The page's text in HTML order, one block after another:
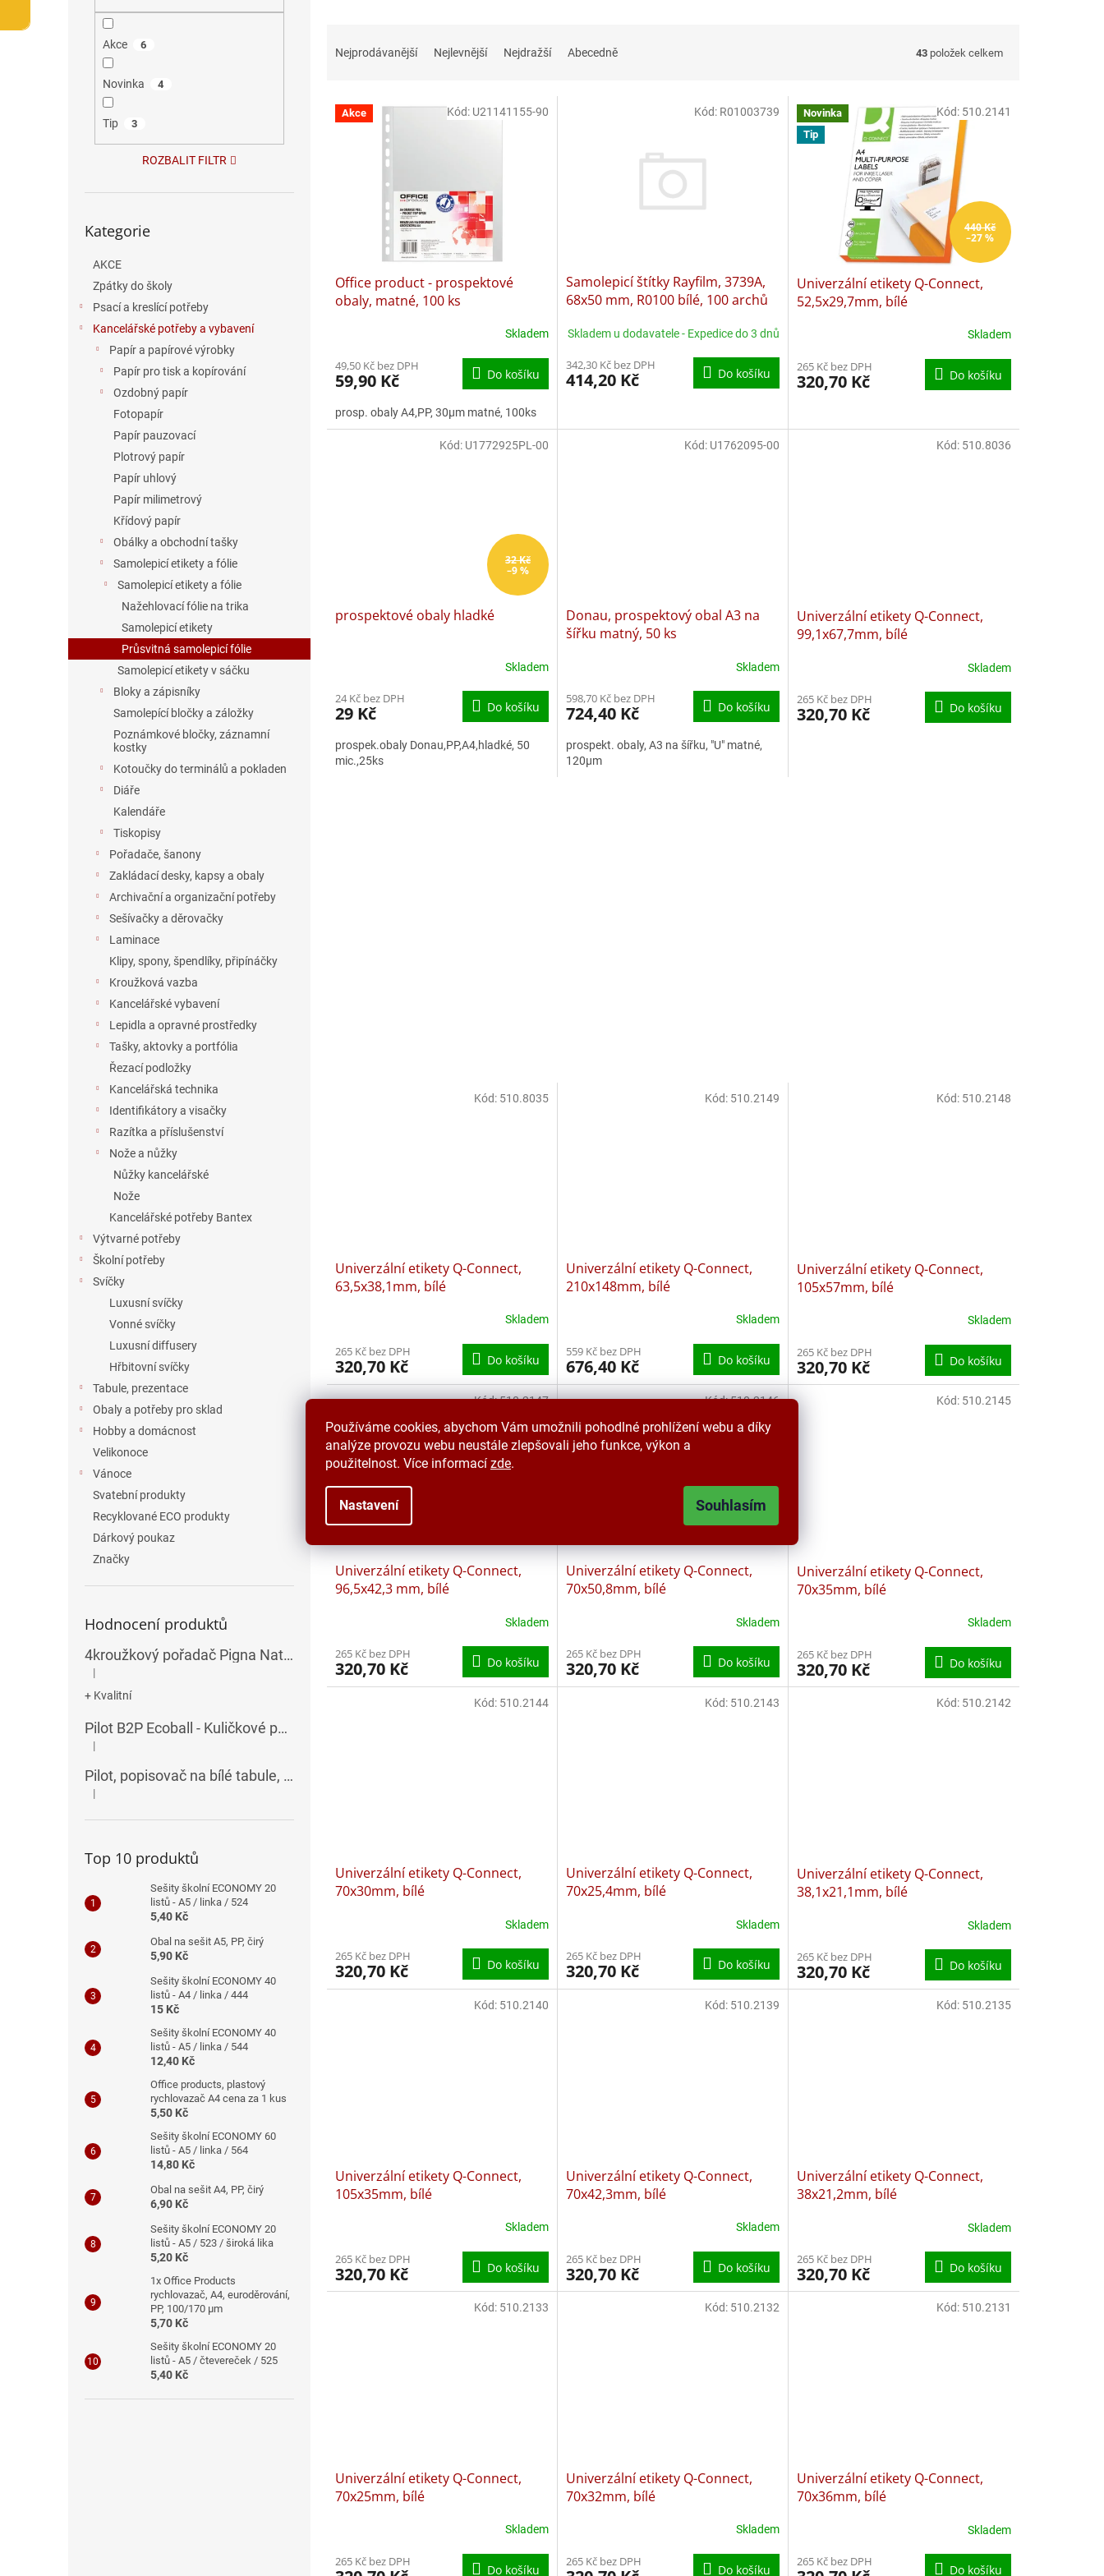
Používáme cookies, abychom Vám umožnili pohodlné prohlížení webu a díky
analýze provozu webu neustále zlepšovali jeho funkce, výkon a
použitelnost. Více informací zde.
Nastavení Souhlasím
Akce 6
Novinka 4
Tip 3
ROZBALIT FILTR
kategorie
Kategorie
AKCE
Zpátky do školy
Psací a kreslící potřeby
Kancelářské potřeby a vybavení
Papír a papírové výrobky
Papír pro tisk a kopírování
Ozdobný papír
Fotopapír
Papír pauzovací
Plotrový papír
Papír uhlový
Papír milimetrový
Křídový papír
Obálky a obchodní tašky
Samolepicí etikety a fólie
Samolepicí etikety a fólie
Nažehlovací fólie na trika
Samolepicí etikety
Průsvitná samolepicí fólie
Samolepicí etikety v sáčku
Bloky a zápisníky
Samolepící bločky a záložky
Poznámkové bločky, záznamní
kostky
Kotoučky do terminálů a pokladen
Diáře
Kalendáře
Tiskopisy
Pořadače, šanony
Zakládací desky, kapsy a obaly
Archivační a organizační potřeby
Sešívačky a děrovačky
Laminace
Klipy, spony, špendlíky, připínáčky
Kroužková vazba
Kancelářské vybavení
Lepidla a opravné prostředky
Tašky, aktovky a portfólia
Řezací podložky
Kancelářská technika
Identifikátory a visačky
Razítka a příslušenství
Nože a nůžky
Nůžky kancelářské
Nože
Kancelářské potřeby Bantex
Výtvarné potřeby
Školní potřeby
Svíčky
Luxusní svíčky
Vonné svíčky
Luxusní diffusery
Hřbitovní svíčky
Tabule, prezentace
Obaly a potřeby pro sklad
Hobby a domácnost
Velikonoce
Vánoce
Svatební produkty
Recyklované ECO produkty
Dárkový poukaz
Značky
Hodnocení produktů
4kroužkový pořadač Pigna Nature Flowers - A4, 35 mm, mix motivů
Hodnocení produktu je 5 z 5 hvězdiček.
|
+ Kvalitní
Pilot B2P Ecoball - Kuličkové pero
Hodnocení produktu je 5 z 5 hvězdiček.
|
Pilot, popisovač na bílé tabule, seříznutý hrot, V-Board Master Chisel
Hodnocení produktu je 5 z 5 hvězdiček.
|
Top 10 produktů
Sešity školní ECONOMY 20
listů - A5 / linka / 524
5,40 Kč
Obal na sešit A5, PP, čirý
5,90 Kč
Sešity školní ECONOMY 40
listů - A4 / linka / 444
15 Kč
Sešity školní ECONOMY 40
listů - A5 / linka / 544
12,40 Kč
Office products, plastový
rychlovazač A4 cena za 1 kus
5,50 Kč
Sešity školní ECONOMY 60
listů - A5 / linka / 564
14,80 Kč
Obal na sešit A4, PP, čirý
6,90 Kč
Sešity školní ECONOMY 20
listů - A5 / 523 / široká lika
5,20 Kč
1x Office Products
rychlovazač, A4, euroděrování,
PP, 100/170 μm
5,70 Kč
Sešity školní ECONOMY 20
listů - A5 / čtevereček / 525
5,40 Kč
n
Nejprodávanější Nejlevnější Nejdražší Abecedně 43 položek celkem
V Akce
Office product - prospektové
obaly, matné, 100 ks
Skladem
49,50 Kč bez DPH
59,90 Kč Do košíku
prosp. obaly A4,PP, 30µm matné, 100ks
Kód: U21141155-90
Samolepicí štítky Rayfilm, 3739A,
68x50 mm, R0100 bílé, 100 archů
Skladem u dodavatele - Expedice do 3 dnů
342,30 Kč bez DPH
414,20 Kč Do košíku
Kód: R01003739
Novinka
Tip
440 Kč
–27 %
Univerzální etikety Q-Connect,
52,5x29,7mm, bílé
Skladem
265 Kč bez DPH
320,70 Kč Do košíku
Kód: 510.2141
32 Kč
–9 %
prospektové obaly hladké
Skladem
24 Kč bez DPH
29 Kč Do košíku
prospek.obaly Donau,PP,A4,hladké, 50
mic.,25ks
Kód: U1772925PL-00
Donau, prospektový obal A3 na
šířku matný, 50 ks
Skladem
598,70 Kč bez DPH
724,40 Kč Do košíku
prospekt. obaly, A3 na šířku, "U" matné,
120µm
Kód: U1762095-00
Univerzální etikety Q-Connect,
99,1x67,7mm, bílé
Skladem
265 Kč bez DPH
320,70 Kč Do košíku
Kód: 510.8036
Univerzální etikety Q-Connect,
63,5x38,1mm, bílé
Skladem
265 Kč bez DPH
320,70 Kč Do košíku
Kód: 510.8035
Univerzální etikety Q-Connect,
210x148mm, bílé
Skladem
559 Kč bez DPH
676,40 Kč Do košíku
Kód: 510.2149
Univerzální etikety Q-Connect,
105x57mm, bílé
Skladem
265 Kč bez DPH
320,70 Kč Do košíku
Kód: 510.2148
Univerzální etikety Q-Connect,
96,5x42,3 mm, bílé
Skladem
265 Kč bez DPH
320,70 Kč Do košíku
Kód:510.2147
Univerzální etikety Q-Connect,
70x50,8mm, bílé
Skladem
265 Kč bez DPH
320,70 Kč Do košíku
Kód:510.2146
Univerzální etikety Q-Connect,
70x35mm, bílé
Skladem
265 Kč bez DPH
320,70 Kč Do košíku
Kód: 510.2145
Univerzální etikety Q-Connect,
70x30mm, bílé
Skladem
265 Kč bez DPH
320,70 Kč Do košíku
Kód: 510.2144
Univerzální etikety Q-Connect,
70x25,4mm, bílé
Skladem
265 Kč bez DPH
320,70 Kč Do košíku
Kód: 510.2143
Univerzální etikety Q-Connect,
38,1x21,1mm, bílé
Skladem
265 Kč bez DPH
320,70 Kč Do košíku
Kód: 510.2142
Univerzální etikety Q-Connect,
105x35mm, bílé
Skladem
265 Kč bez DPH
320,70 Kč Do košíku
Kód: 510.2140
Univerzální etikety Q-Connect,
70x42,3mm, bílé
Skladem
265 Kč bez DPH
320,70 Kč Do košíku
Kód: 510.2139
Univerzální etikety Q-Connect,
38x21,2mm, bílé
Skladem
265 Kč bez DPH
320,70 Kč Do košíku
Kód: 510.2135
Univerzální etikety Q-Connect,
70x25mm, bílé
Skladem
265 Kč bez DPH
Do košíku
Kód: 510.2133
Univerzální etikety Q-Connect,
70x32mm, bílé
Skladem
265 Kč bez DPH
Do košíku
Kód: 510.2132
Univerzální etikety Q-Connect,
70x36mm, bílé
Skladem
265 Kč bez DPH
Do košíku
Kód: 510.2131